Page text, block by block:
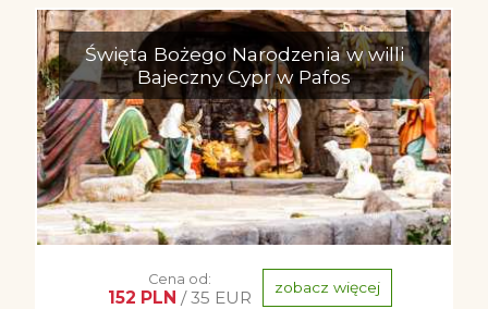
Święta Bożego Narodzenia w willi
Bajeczny Cypr w Pafos
Cena od:
152 PLN / 35 EUR zobacz więcej